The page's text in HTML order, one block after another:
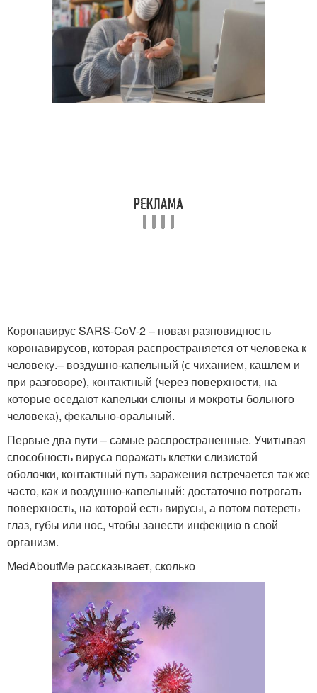
Коронавирус SARS-CoV-2 – новая разновидность
коронавирусов, которая распространяется от человека к
человеку.– воздушно-капельный (с чиханием, кашлем и
при разговоре), контактный (через поверхности, на
которые оседают капельки слюны и мокроты больного
человека), фекально-оральный.
Первые два пути – самые распространенные. Учитывая
способность вируса поражать клетки слизистой
оболочки, контактный путь заражения встречается так же
часто, как и воздушно-капельный: достаточно потрогать
поверхность, на которой есть вирусы, а потом потереть
глаз, губы или нос, чтобы занести инфекцию в свой
организм.
MedAboutMe рассказывает, сколько